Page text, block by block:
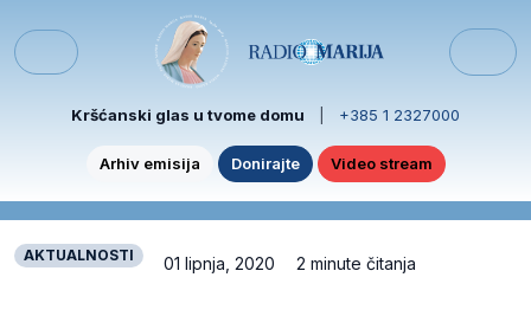
Menu
Kršćanski glas u tvome domu +385 1 2327000
Arhiv emisija Donirajte Video stream
AKTUALNOSTI 01 lipnja, 2020 2 minute čitanja